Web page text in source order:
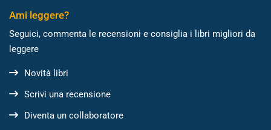
Ami leggere?
Seguici, commenta le recensioni e consiglia i libri migliori da
leggere
Novità libri
Scrivi una recensione
Diventa un collaboratore